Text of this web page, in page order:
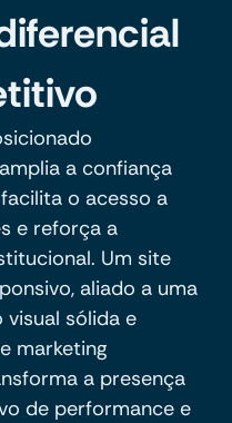
a confiança
o acesso a
e reforça a
Um site
aliado a uma
sólida e
marketing
a presença
de performance e